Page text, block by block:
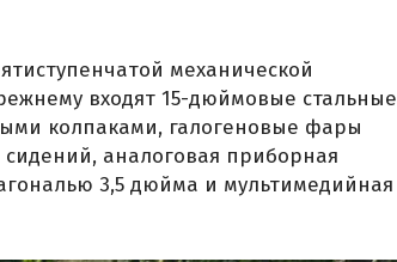
механической
входят 15-дюймовые стальные
колпаками, галогеновые фары
аналоговая приборная
3,5 дюйма и мультимедийная